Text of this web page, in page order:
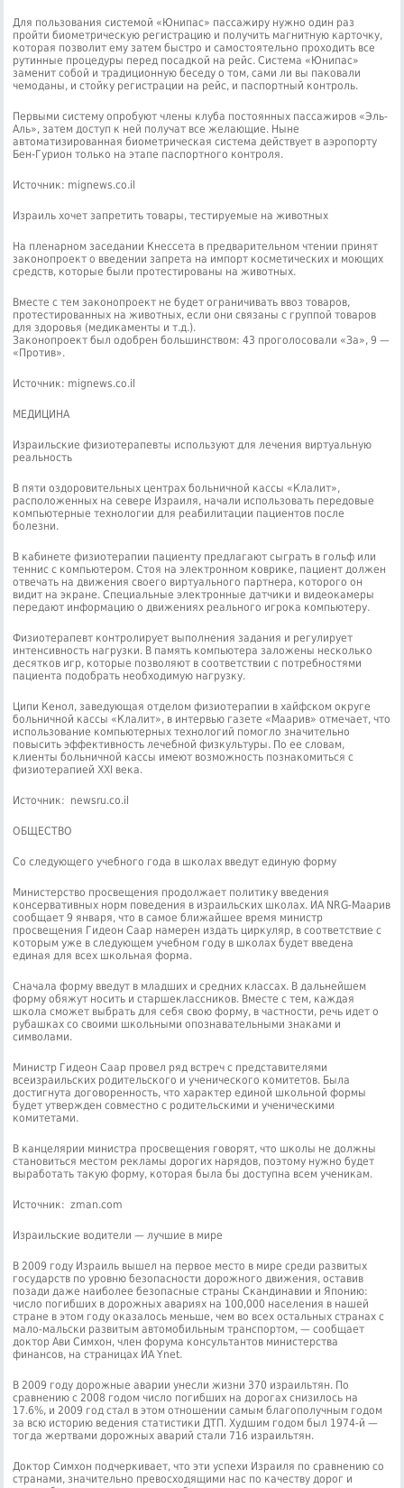
Для пользования системой «Юнипас» пассажиру нужно один раз
пройти биометрическую регистрацию и получить магнитную карточку,
которая позволит ему затем быстро и самостоятельно проходить все
рутинные процедуры перед посадкой на рейс. Система «Юнипас»
заменит собой и традиционную беседу о том, сами ли вы паковали
чемоданы, и стойку регистрации на рейс, и паспортный контроль.
Первыми систему опробуют члены клуба постоянных пассажиров «Эль-
Аль», затем доступ к ней получат все желающие. Ныне
автоматизированная биометрическая система действует в аэропорту
Бен-Гурион только на этапе паспортного контроля.
Источник: mignews.co.il
Израиль хочет запретить товары, тестируемые на животных
На пленарном заседании Кнессета в предварительном чтении принят
законопроект о введении запрета на импорт косметических и моющих
средств, которые были протестированы на животных.
Вместе с тем законопроект не будет ограничивать ввоз товаров,
протестированных на животных, если они связаны с группой товаров
для здоровья (медикаменты и т.д.).
Законопроект был одобрен большинством: 43 проголосовали «За», 9 —
«Против».
Источник: mignews.co.il
МЕДИЦИНА
Израильские физиотерапевты используют для лечения виртуальную
реальность
В пяти оздоровительных центрах больничной кассы «Клалит»,
расположенных на севере Израиля, начали использовать передовые
компьютерные технологии для реабилитации пациентов после
болезни.
В кабинете физиотерапии пациенту предлагают сыграть в гольф или
теннис с компьютером. Стоя на электронном коврике, пациент должен
отвечать на движения своего виртуального партнера, которого он
видит на экране. Специальные электронные датчики и видеокамеры
передают информацию о движениях реального игрока компьютеру.
Физиотерапевт контролирует выполнения задания и регулирует
интенсивность нагрузки. В память компьютера заложены несколько
десятков игр, которые позволяют в соответствии с потребностями
пациента подобрать необходимую нагрузку.
Ципи Кенол, заведующая отделом физиотерапии в хайфском округе
больничной кассы «Клалит», в интервью газете «Маарив» отмечает, что
использование компьютерных технологий помогло значительно
повысить эффективность лечебной физкультуры. По ее словам,
клиенты больничной кассы имеют возможность познакомиться с
физиотерапией XXI века.
Источник: newsru.co.il
ОБЩЕСТВО
Со следующего учебного года в школах введут единую форму
Министерство просвещения продолжает политику введения
консервативных норм поведения в израильских школах. ИА NRG-Маарив
сообщает 9 января, что в самое ближайшее время министр
просвещения Гидеон Саар намерен издать циркуляр, в соответствие с
которым уже в следующем учебном году в школах будет введена
единая для всех школьная форма.
Сначала форму введут в младших и средних классах. В дальнейшем
форму обяжут носить и старшеклассников. Вместе с тем, каждая
школа сможет выбрать для себя свою форму, в частности, речь идет о
рубашках со своими школьными опознавательными знаками и
символами.
Министр Гидеон Саар провел ряд встреч с представителями
всеизраильских родительского и ученического комитетов. Была
достигнута договоренность, что характер единой школьной формы
будет утвержден совместно с родительскими и ученическими
комитетами.
В канцелярии министра просвещения говорят, что школы не должны
становиться местом рекламы дорогих нарядов, поэтому нужно будет
выработать такую форму, которая была бы доступна всем ученикам.
Источник: zman.com
Израильские водители — лучшие в мире
В 2009 году Израиль вышел на первое место в мире среди развитых
государств по уровню безопасности дорожного движения, оставив
позади даже наиболее безопасные страны Скандинавии и Японию:
число погибших в дорожных авариях на 100,000 населения в нашей
стране в этом году оказалось меньше, чем во всех остальных странах с
мало-мальски развитым автомобильным транспортом, — сообщает
доктор Ави Симхон, член форума консультантов министерства
финансов, на страницах ИА Ynet.
В 2009 году дорожные аварии унесли жизни 370 израильтян. По
сравнению с 2008 годом число погибших на дорогах снизилось на
17.6%, и 2009 год стал в этом отношении самым благополучным годом
за всю историю ведения статистики ДТП. Худшим годом был 1974-й —
тогда жертвами дорожных аварий стали 716 израильтян.
Доктор Симхон подчеркивает, что эти успехи Израиля по сравнению со
странами, значительно превосходящими нас по качеству дорог и